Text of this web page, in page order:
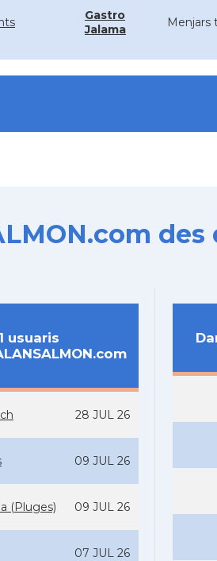
Gastro
Jalama
Menjars
usuaris
28 JUL 26
09 JUL 26
(Pluges) 09 JUL 26
07 JUL 26